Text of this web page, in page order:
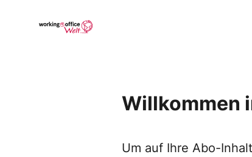
Go to landing page.
Willkommen
Um auf Ihre Abo-